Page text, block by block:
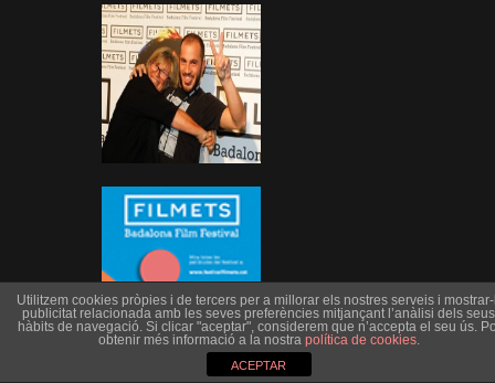
Utilitzem cookies pròpies i de tercers per a millorar els nostres serveis i
publicitat relacionada amb les seves preferències mitjançant l’anàlisi dels seus
hàbits de navegació. Si clicar "aceptar", considerem que n’accepta el seu ús.
obtenir més informació a la nostra política de cookies.
ACEPTAR